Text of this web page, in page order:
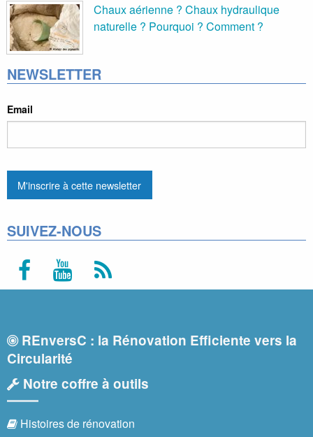
Chaux aérienne ? Chaux hydraulique
naturelle ? Pourquoi ? Comment ?
NEWSLETTER
Email
SUIVEZ-NOUS
REnversC : la Rénovation Efficiente vers la
Circularité
Notre coffre à outils
Histoires de rénovation